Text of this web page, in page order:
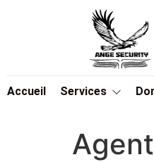
Accueil Services